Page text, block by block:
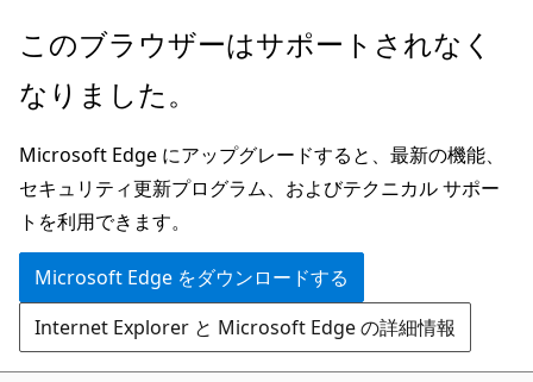
メ
ン
ン
テ
ン
ツ
に
ス
キ
ペ
ジ
ナ
ビ
ゲ
ー
シ
ョ
ン
このブラウザーはサポートされなく
なりました。
Microsoft Edge にアップグレードすると、最新の機能、
セキュリティ更新プログラム、およびテクニカル サポー
トを利用できます。
Microsoft Edge をダウンロードする
Internet Explorer と Microsoft Edge の詳細情報